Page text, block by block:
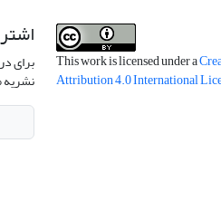
This work is licensed under a
Attribution 4.0 International
برای